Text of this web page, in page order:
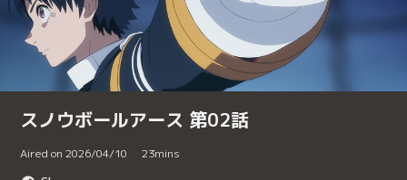
スノウボールアース 第02話
Aired on 2026/04/10 23mins